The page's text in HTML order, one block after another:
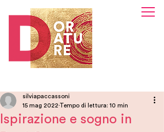
Ispirazione e sogno in
silviapaccassoni
15 mag 2022 Tempo di lettura: 10 min